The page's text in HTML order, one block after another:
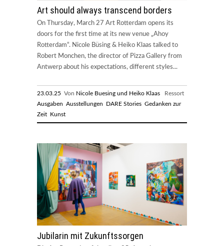
Art should always transcend borders
On Thursday, March 27 Art Rotterdam opens its
doors for the first time at its new venue „Ahoy
Rotterdam“. Nicole Büsing & Heiko Klaas talked to
Robert Monchen, the director of Pizza Gallery from
Antwerp about his expectations, different styles...
23.03.25 Von Nicole Buesing und Heiko Klaas Ressort
Ausgaben Ausstellungen DARE Stories Gedanken zur
Zeit Kunst
Jubilarin mit Zukunftssorgen